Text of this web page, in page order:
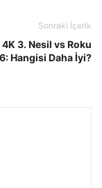
Sonraki İçerik
3. Nesil vs Roku
Hangisi Daha İyi?